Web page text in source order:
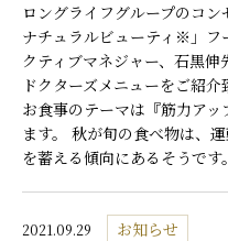
ロングライフグループのコ
ナチュラルビューティ※」フ
クティブマネジャー、石黒伸
ドクターズメニューをご紹介
お食事のテーマは『筋力アッ
ます。 秋が旬の食べ物は、
を蓄える傾向にあるそうで
2021.09.29 お知らせ